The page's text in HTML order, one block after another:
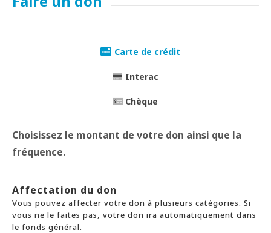
Carte de crédit
Interac
Chèque
Choisissez le montant de votre don ainsi que la
fréquence.
Affectation du don
Vous pouvez affecter votre don à plusieurs catégories. Si
vous ne le faites pas, votre don ira automatiquement dans
le fonds général.